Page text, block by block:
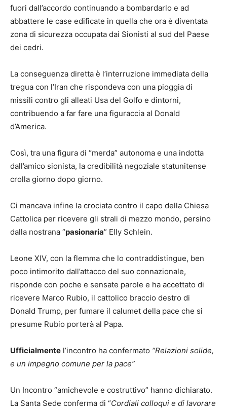
fuori dall’accordo continuando a bombardarlo e ad
abbattere le case edificate in quella che ora è diventata
zona di sicurezza occupata dai Sionisti al sud del Paese
dei cedri.
La conseguenza diretta è l’interruzione immediata della
tregua con l’Iran che rispondeva con una pioggia di
missili contro gli alleati Usa del Golfo e dintorni,
contribuendo a far fare una figuraccia al Donald
d’America.
Così, tra una figura di “merda” autonoma e una indotta
dall’amico sionista, la credibilità negoziale statunitense
crolla giorno dopo giorno.
Ci mancava infine la crociata contro il capo della Chiesa
Cattolica per ricevere gli strali di mezzo mondo, persino
dalla nostrana “pasionaria” Elly Schlein.
Leone XIV, con la flemma che lo contraddistingue, ben
poco intimorito dall’attacco del suo connazionale,
risponde con poche e sensate parole e ha accettato di
ricevere Marco Rubio, il cattolico braccio destro di
Donald Trump, per fumare il calumet della pace che si
presume Rubio porterà al Papa.
Ufficialmente l’incontro ha confermato “Relazioni solide,
e un impegno comune per la pace”
Un Incontro “amichevole e costruttivo” hanno dichiarato.
La Santa Sede conferma di “Cordiali colloqui e di lavorare